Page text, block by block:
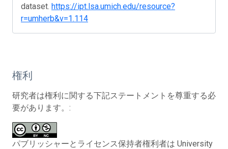
dataset. https://ipt.lsa.umich.edu/resource?
r=umherb&v=1.114
権利
研究者は権利に関する下記ステートメントを尊重する必
要があります。:
パブリッシャーとライセンス保持者権利者は University